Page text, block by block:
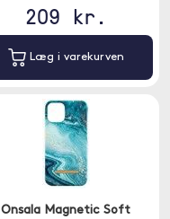
209 kr.
Læg i varekurven
Onsala Magnetic Soft